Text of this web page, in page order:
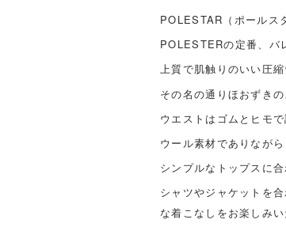
POLESTAR（ポールス
POLESTERの定番、バ
上質で肌触りのいい圧
その名の通りほおずき
ウエストはゴムとヒモ
ウール素材でありなが
シンプルなトップスに
シャツやジャケットを
な着こなしをお楽しみい